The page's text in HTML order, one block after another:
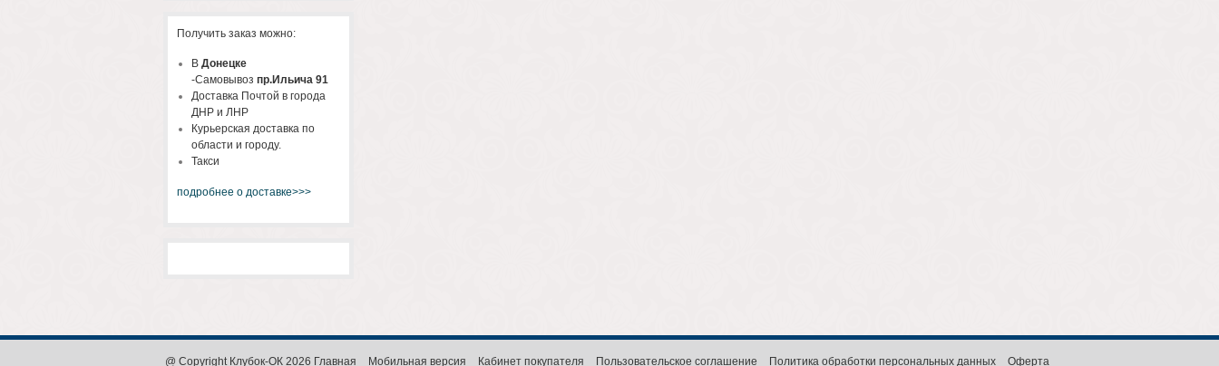
Получить заказ можно:
В Донецке
-Самовывоз пр.Ильича 91
Доставка Почтой в города
ДНР и ЛНР
Курьерская доставка по
области и городу.
Такси
подробнее о доставке>>>
@ Copyright Клубок-ОК 2026 Главная Мобильная версия Кабинет покупателя Пользовательское соглашение Политика обработки персональных данных Оферта